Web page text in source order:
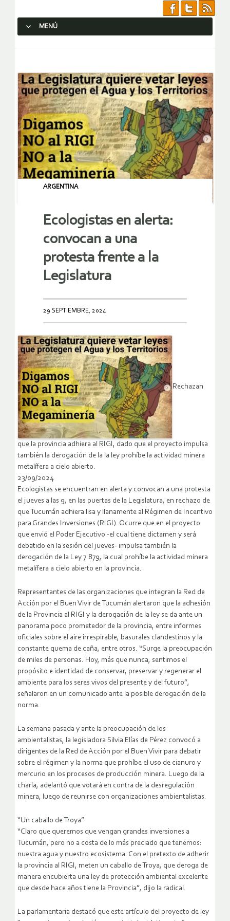
MENÚ
ARGENTINA
Ecologistas en alerta:
convocan a una
protesta frente a la
Legislatura
29 SEPTIEMBRE, 2024
Rechazan
que la provincia adhiera al RIGI, dado que el proyecto impulsa
también la derogación de la la ley prohíbe la actividad minera
metalífera a cielo abierto.
23/09/2024
Ecologistas se encuentran en alerta y convocan a una protesta
el jueves a las 9, en las puertas de la Legislatura, en rechazo de
que Tucumán adhiera lisa y llanamente al Régimen de Incentivo
para Grandes Inversiones (RIGI). Ocurre que en el proyecto
que envió el Poder Ejecutivo -el cual tiene dictamen y será
debatido en la sesión del jueves- impulsa también la
derogación de la Ley 7.879, la cual prohíbe la actividad minera
metalífera a cielo abierto en la provincia.
Representantes de las organizaciones que integran la Red de
Acción por el Buen Vivir de Tucumán alertaron que la adhesión
de la Provincia al RIGI y la derogación de la ley se da ante un
panorama poco prometedor de la provincia, entre informes
oficiales sobre el aire irrespirable, basurales clandestinos y la
constante quema de caña, entre otros. “Surge la preocupación
de miles de personas. Hoy, más que nunca, sentimos el
propósito e identidad de conservar, preservar y regenerar el
ambiente para los seres vivos del presente y del futuro”,
señalaron en un comunicado ante la posible derogación de la
norma.
La semana pasada y ante la preocupación de los
ambientalistas, la legisladora Silvia Elías de Pérez convocó a
dirigentes de la Red de Acción por el Buen Vivir para debatir
sobre el régimen y la norma que prohíbe el uso de cianuro y
mercurio en los procesos de producción minera. Luego de la
charla, adelantó que votará en contra de la desregulación
minera, luego de reunirse con organizaciones ambientalistas.
“Un caballo de Troya”
“Claro que queremos que vengan grandes inversiones a
Tucumán, pero no a costa de lo más preciado que tenemos:
nuestra agua y nuestro ecosistema. Con el pretexto de adherir
la provincia al RIGI, meten un caballo de Troya, que deroga de
manera encubierta una ley de protección ambiental excelente
que desde hace años tiene la Provincia”, dijo la radical.
La parlamentaria destacó que este artículo del proyecto de ley